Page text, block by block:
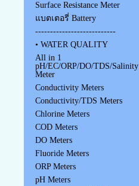
Surface Resistance Meter
แบตเตอรี่ Battery
---------------------------
• WATER QUALITY
All in 1
pH/EC/ORP/DO/TDS/Salinity
Meter
Conductivity Meters
Conductivity/TDS Meters
Chlorine Meters
COD Meters
DO Meters
Fluoride Meters
ORP Meters
pH Meters